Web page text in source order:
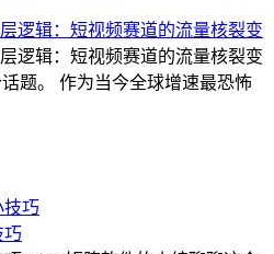
层逻辑：短视频赛道的流量核裂变
层逻辑：短视频赛道的流量核裂变
题。 作为当今全球增速最恐怖
巧